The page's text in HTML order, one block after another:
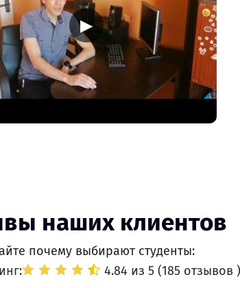
▶
наших клиентов
почему выбирают студенты:
4.84 из 5 (185 отзывов )